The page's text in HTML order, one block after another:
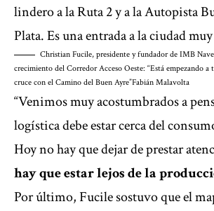
lindero a la Ruta 2 y a la Autopista
Plata. Es una entrada a la ciudad muy
Christian Fucile, presidente y fundador de IMB
crecimiento del Corredor Acceso Oeste: “Está empezando a
cruce con el Camino del Buen Ayre”Fabián Malavolta
“Venimos muy acostumbrados a
logística debe estar cerca del
Hoy no hay que dejar de prestar
hay que estar lejos de la
Por último, Fucile sostuvo que el